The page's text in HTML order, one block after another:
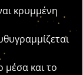
κρυμμένη
μέσα και το